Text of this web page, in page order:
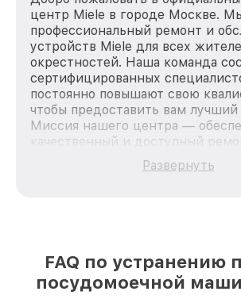
центр Miele в городе Москве.
профессиональный ремонт и
устройств Miele для всех
окрестностей. Наша команда
сертифицированных
постоянно повышают свою
чтобы предоставить вам лучший
Миссия нашего центра —
качественный и доступный
каждого пользователя
зависимости от сложности
и лояльности наших клиентов.
Развернуть
FAQ по устранению
посудомоечной